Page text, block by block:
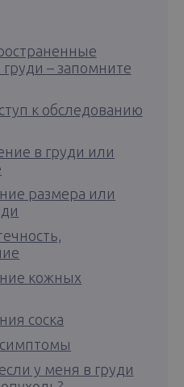
– запомните
к обследованию
в груди или
размера или
кожных
соска
у меня в груди